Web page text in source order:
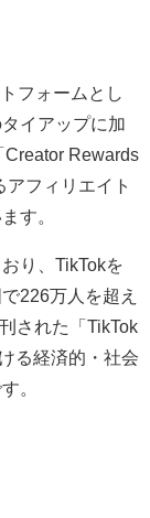
フォームとし
イアップに加
Creator Rewards
アフィリエイト
す。
り、TikTokを
226万人を超え
された「TikTok
る経済的・社会
。